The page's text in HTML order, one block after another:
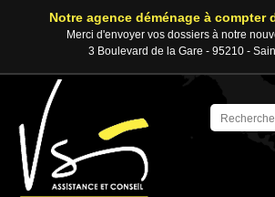
Notre agence déménage à compter
Merci d'envoyer vos dossiers à notre
3 Boulevard de la Gare - 95210 -